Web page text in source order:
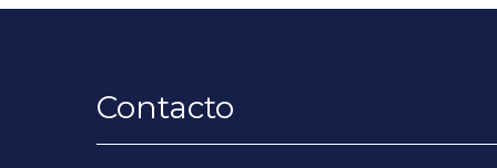
Contacto